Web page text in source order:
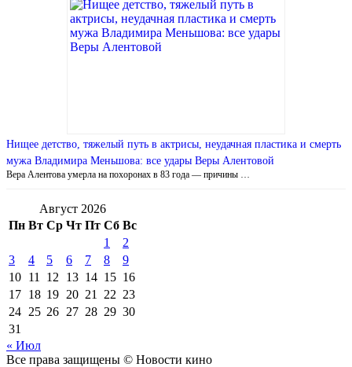
Нищее детство, тяжелый путь в актрисы, неудачная пластика и смерть
мужа Владимира Меньшова: все удары Веры Алентовой
Вера Алентова умерла на похоронах в 83 года — причины …
Август 2026
Пн Вт Ср Чт Пт Сб Вс
1
2
3
4 5 6 7 8
9
10 11 12 13 14 15 16
17 18 19 20 21 22 23
24 25 26 27 28 29 30
31
« Июл
Все права защищены © Новости кино